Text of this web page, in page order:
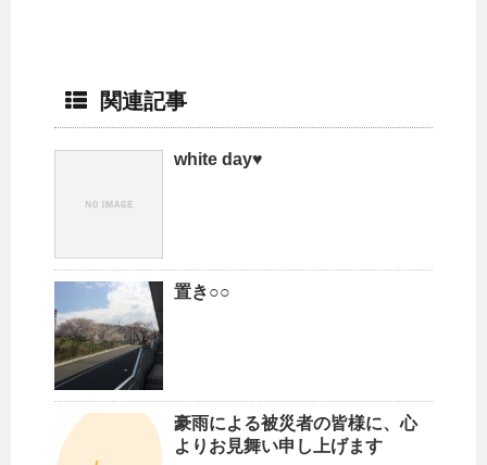
関連記事
white day♥
置き○○
豪雨による被災者の皆様に、心
よりお見舞い申し上げます